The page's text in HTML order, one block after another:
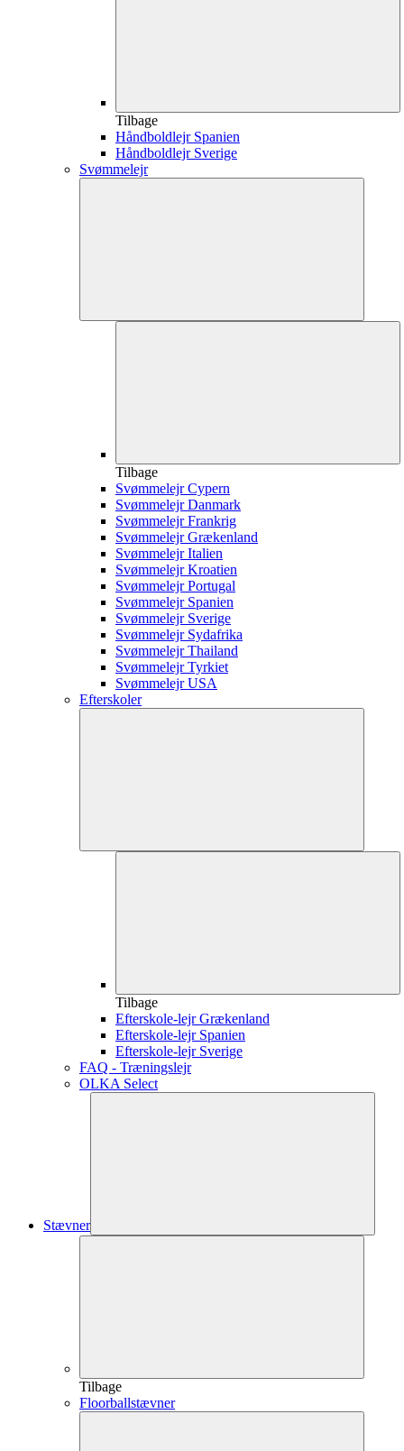
Tilbage
Håndboldlejr Spanien
Håndboldlejr Sverige
Svømmelejr
Tilbage
Svømmelejr Cypern
Svømmelejr Danmark
Svømmelejr Frankrig
Svømmelejr Grækenland
Svømmelejr Italien
Svømmelejr Kroatien
Svømmelejr Portugal
Svømmelejr Spanien
Svømmelejr Sverige
Svømmelejr Sydafrika
Svømmelejr Thailand
Svømmelejr Tyrkiet
Svømmelejr USA
Efterskoler
Tilbage
Efterskole-lejr Grækenland
Efterskole-lejr Spanien
Efterskole-lejr Sverige
FAQ - Træningslejr
OLKA Select
Stævner
Tilbage
Floorballstævner